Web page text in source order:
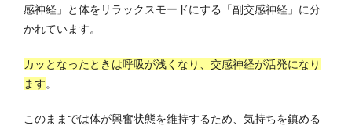
感神経」と体をリラックスモードにする「副交感神経」に分
かれています。
カッとなったときは呼吸が浅くなり、交感神経が活発になり
ます。
このままでは体が興奮状態を維持するため、気持ちを鎮める